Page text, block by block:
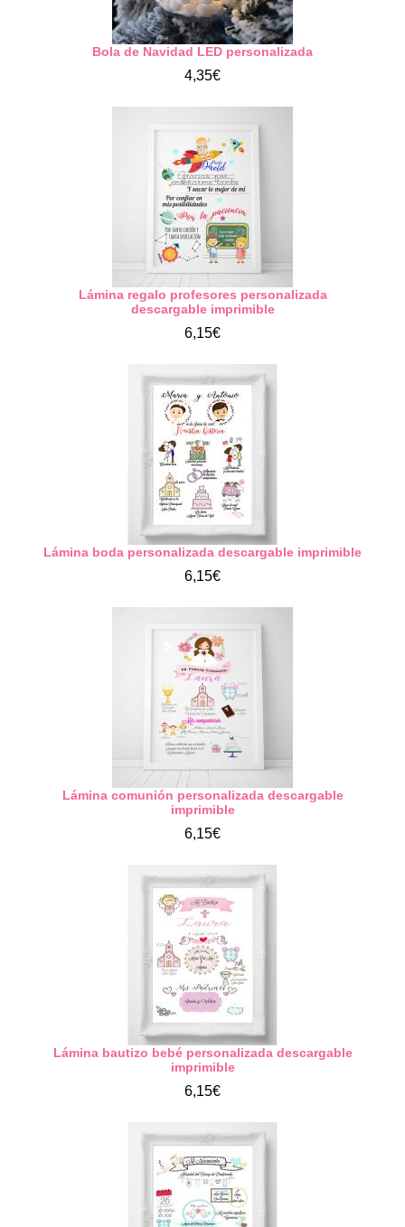
Bola de Navidad LED personalizada
4,35€
Lámina regalo profesores personalizada
descargable imprimible
6,15€
Lámina boda personalizada descargable imprimible
6,15€
Lámina comunión personalizada descargable
imprimible
6,15€
Lámina bautizo bebé personalizada descargable
imprimible
6,15€